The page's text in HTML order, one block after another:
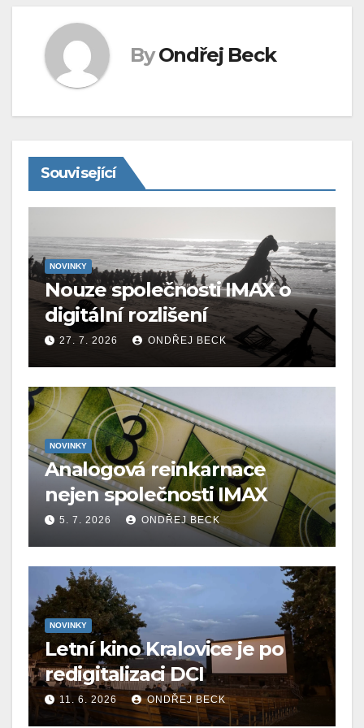
By Ondřej Beck
Související
NOVINKY
Nouze společnosti IMAX o
digitální rozlišení
27. 7. 2026 ONDŘEJ BECK
NOVINKY
Analogová reinkarnace
nejen společnosti IMAX
5. 7. 2026 ONDŘEJ BECK
NOVINKY
Letní kino Kralovice je po
redigitalizaci DCI
11. 6. 2026 ONDŘEJ BECK